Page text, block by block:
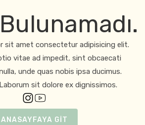
sit amet consectetur adipisicing elit.
vitae ad impedit, sint obcaecati
unde quas nobis ipsa ducimus.
sit dolore ex dignissimos.
ANASAYFAYA GİT